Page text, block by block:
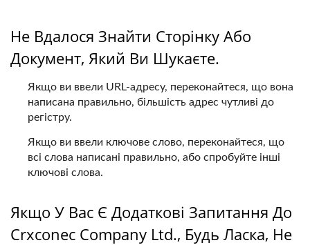
Не Вдалося Знайти Сторінку Або
Документ, Який Ви Шукаєте.
Якщо ви ввели URL-адресу, переконайтеся, що вона
написана правильно, більшість адрес чутливі до
регістру.
Якщо ви ввели ключове слово, переконайтеся, що
всі слова написані правильно, або спробуйте інші
ключові слова.
Якщо У Вас Є Додаткові Запитання До
Crxconec Company Ltd., Будь Ласка, Не